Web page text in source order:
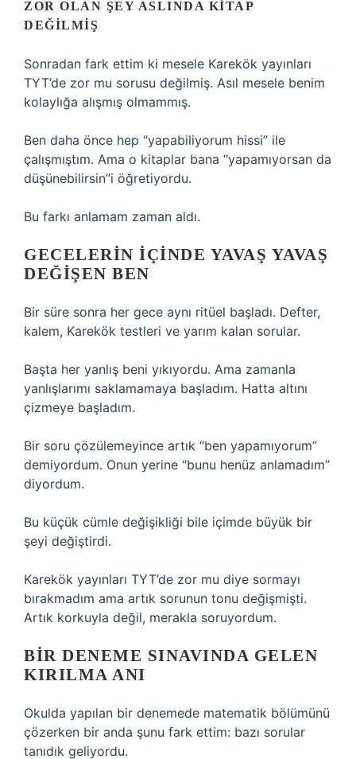
ZOR OLAN ŞEY ASLINDA KITAP
DEĞILMIŞ
Sonradan fark ettim ki mesele Karekök yayınları
TYT’de zor mu sorusu değilmiş. Asıl mesele benim
kolaylığa alışmış olmammış.
Ben daha önce hep “yapabiliyorum hissi” ile
çalışmıştım. Ama o kitaplar bana “yapamıyorsan da
düşünebilirsin”i öğretiyordu.
Bu farkı anlamam zaman aldı.
GECELERIN IÇINDE YAVAŞ YAVAŞ
DEĞIŞEN BEN
Bir süre sonra her gece aynı ritüel başladı. Defter,
kalem, Karekök testleri ve yarım kalan sorular.
Başta her yanlış beni yıkıyordu. Ama zamanla
yanlışlarımı saklamamaya başladım. Hatta altını
çizmeye başladım.
Bir soru çözülemeyince artık “ben yapamıyorum”
demiyordum. Onun yerine “bunu henüz anlamadım”
diyordum.
Bu küçük cümle değişikliği bile içimde büyük bir
şeyi değiştirdi.
Karekök yayınları TYT’de zor mu diye sormayı
bırakmadım ama artık sorunun tonu değişmişti.
Artık korkuyla değil, merakla soruyordum.
BIR DENEME SINAVINDA GELEN
KIRILMA ANI
Okulda yapılan bir denemede matematik bölümünü
çözerken bir anda şunu fark ettim: bazı sorular
tanıdık geliyordu.